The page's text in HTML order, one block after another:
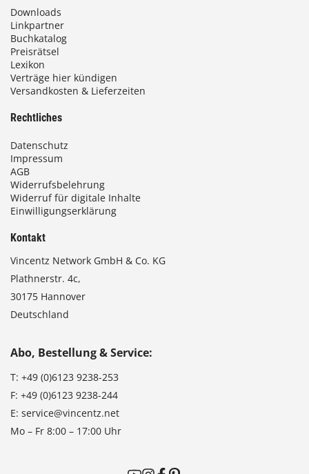
Downloads
Linkpartner
Buchkatalog
Preisrätsel
Lexikon
Verträge hier kündigen
Versandkosten & Lieferzeiten
Rechtliches
Datenschutz
Impressum
AGB
Widerrufsbelehrung
Widerruf für digitale Inhalte
Einwilligungserklärung
Kontakt
Vincentz Network GmbH & Co. KG
Plathnerstr. 4c,
30175 Hannover
Deutschland
Abo, Bestellung & Service:
T: +49 (0)6123 9238-253
F: +49 (0)6123 9238-244
E: service@vincentz.net
Mo – Fr 8:00 – 17:00 Uhr